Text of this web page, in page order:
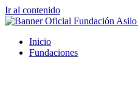
Ir al contenido
Inicio
Fundaciones